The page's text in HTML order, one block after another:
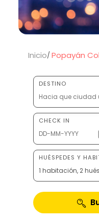
Inicio Popayán
DESTINO
CHECK IN
HUÉSPEDES Y
1 habitación, 2